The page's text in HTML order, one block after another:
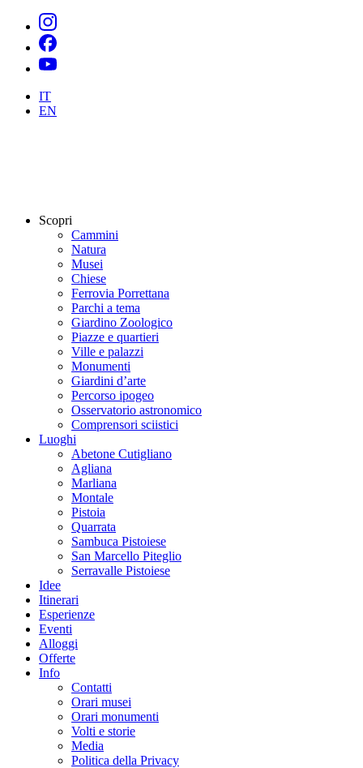
IT
EN
Scopri
Cammini
Natura
Musei
Chiese
Ferrovia Porrettana
Parchi a tema
Giardino Zoologico
Piazze e quartieri
Ville e palazzi
Monumenti
Giardini d’arte
Percorso ipogeo
Osservatorio astronomico
Comprensori sciistici
Luoghi
Abetone Cutigliano
Agliana
Marliana
Montale
Pistoia
Quarrata
Sambuca Pistoiese
San Marcello Piteglio
Serravalle Pistoiese
Idee
Itinerari
Esperienze
Eventi
Alloggi
Offerte
Info
Contatti
Orari musei
Orari monumenti
Volti e storie
Media
Politica della Privacy